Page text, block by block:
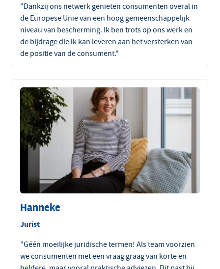
"Dankzij ons netwerk genieten consumenten overal in
de Europese Unie van een hoog gemeenschappelijk
niveau van bescherming. Ik ben trots op ons werk en
de bijdrage die ik kan leveren aan het versterken van
de positie van de consument."
Hanneke
Jurist
"Géén moeilijke juridische termen! Als team voorzien
we consumenten met een vraag graag van korte en